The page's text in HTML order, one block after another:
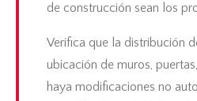
de construcción sean los
Verifica que la distribución
ubicación de muros,
haya modificaciones no